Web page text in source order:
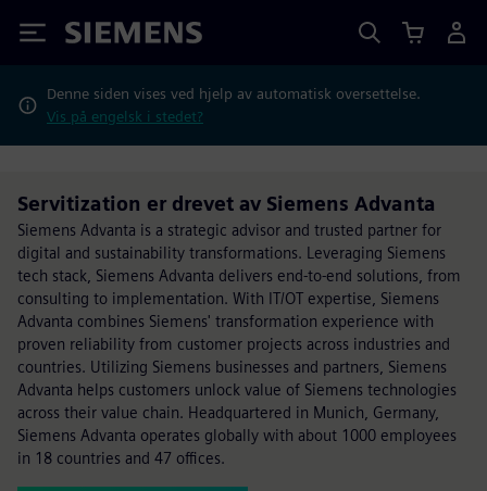
Siemens
Denne siden vises ved hjelp av automatisk oversettelse.
Vis på engelsk i stedet?
Servitization er drevet av Siemens Advanta
Siemens Advanta is a strategic advisor and trusted partner for
digital and sustainability transformations. Leveraging Siemens
tech stack, Siemens Advanta delivers end-to-end solutions, from
consulting to implementation. With IT/OT expertise, Siemens
Advanta combines Siemens' transformation experience with
proven reliability from customer projects across industries and
countries. Utilizing Siemens businesses and partners, Siemens
Advanta helps customers unlock value of Siemens technologies
across their value chain. Headquartered in Munich, Germany,
Siemens Advanta operates globally with about 1000 employees
in 18 countries and 47 offices.